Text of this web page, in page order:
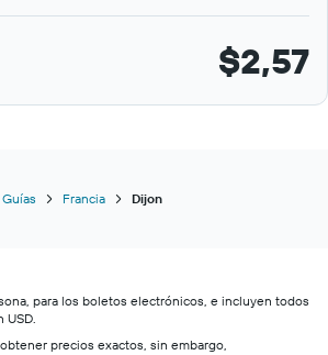
$2,57
Guías Francia Dijon
para los boletos electrónicos, e incluyen todos
USD.
precios exactos, sin embargo,